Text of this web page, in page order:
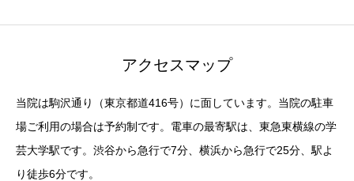
アクセスマップ
当院は駒沢通り（東京都道416号）に面しています。当院の駐車
場ご利用の場合は予約制です。電車の最寄駅は、東急東横線の学
芸大学駅です。渋谷から急行で7分、横浜から急行で25分、駅よ
り徒歩6分です。